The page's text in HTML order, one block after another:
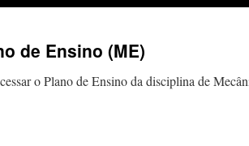
de Ensino (ME)
o Plano de Ensino da disciplina de